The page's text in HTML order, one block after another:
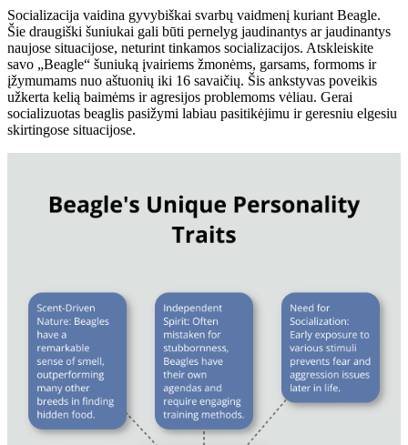
Socializacija vaidina gyvybiškai svarbų vaidmenį kuriant Beagle.
Šie draugiški šuniukai gali būti pernelyg jaudinantys ar jaudinantys
naujose situacijose, neturint tinkamos socializacijos. Atskleiskite
savo „Beagle“ šuniuką įvairiems žmonėms, garsams, formoms ir
įžymumams nuo aštuonių iki 16 savaičių. Šis ankstyvas poveikis
užkerta kelią baimėms ir agresijos problemoms vėliau. Gerai
socializuotas beaglis pasižymi labiau pasitikėjimu ir geresniu elgesiu
skirtingose situacijose.